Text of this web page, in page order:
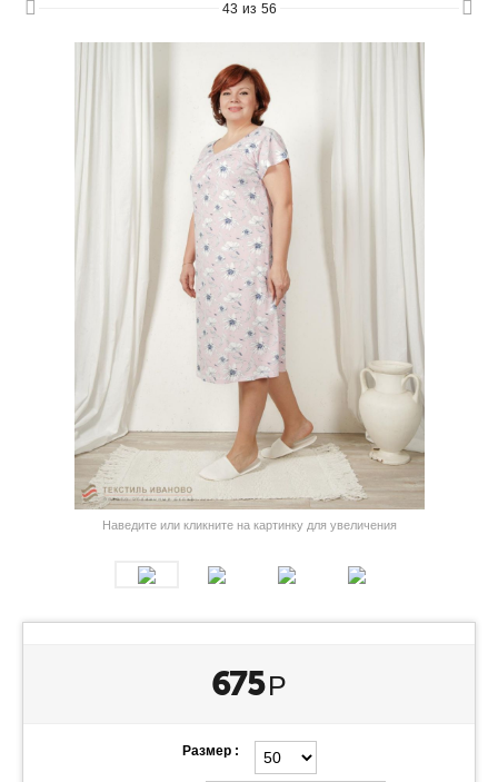
43 из 56
Наведите или кликните на картинку для увеличения
675 Р
Размер :